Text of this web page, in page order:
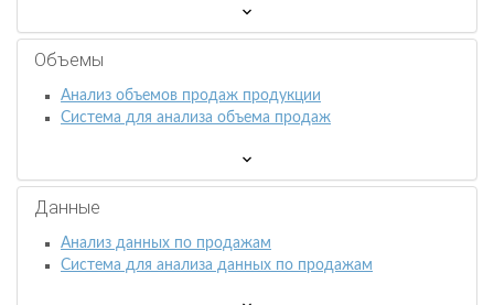
Объемы
Анализ объемов продаж продукции
Система для анализа объема продаж
Данные
Анализ данных по продажам
Система для анализа данных по продажам